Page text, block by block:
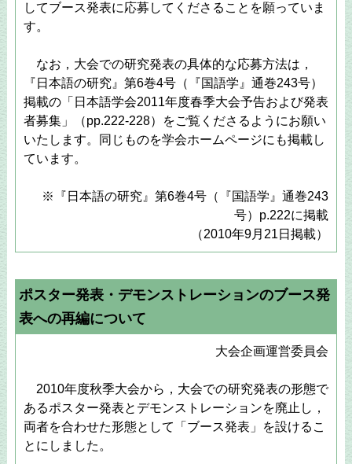
してブース発表に応募してくださることを願っていま
す。
なお，大会での研究発表の具体的な応募方法は，
『日本語の研究』第6巻4号（『国語学』通巻243号）
掲載の「日本語学会2011年度春季大会予告および発表
者募集」（pp.222-228）をご覧くださるようにお願い
いたします。同じものを学会ホームページにも掲載し
ています。
※『日本語の研究』第6巻4号（『国語学』通巻243
号）p.222に掲載
（2010年9月21日掲載）
ポスター発表・デモンストレーションのブース発
表への再編について
大会企画運営委員会
2010年度秋季大会から，大会での研究発表の形態で
あるポスター発表とデモンストレーションを廃止し，
両者を合わせた形態として「ブース発表」を設けるこ
とにしました。